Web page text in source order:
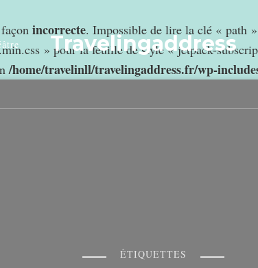
incorrecte. Impossible de lire la clé « path
» pour la feuille de style « jetpack-
/home/travelinll/travelingaddress.fr/wp-
Travelingaddress
ÉTIQUETTES